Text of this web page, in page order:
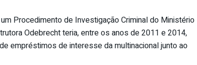
Procedimento de Investigação Criminal do Ministério
Odebrecht teria, entre os anos de 2011 e 2014,
empréstimos de interesse da multinacional junto ao